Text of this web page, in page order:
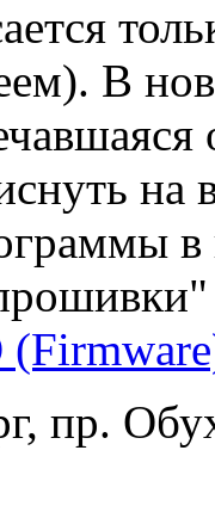
В
на
в
пр.